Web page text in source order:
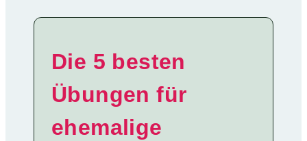
Die 5 besten
Übungen für
ehemalige